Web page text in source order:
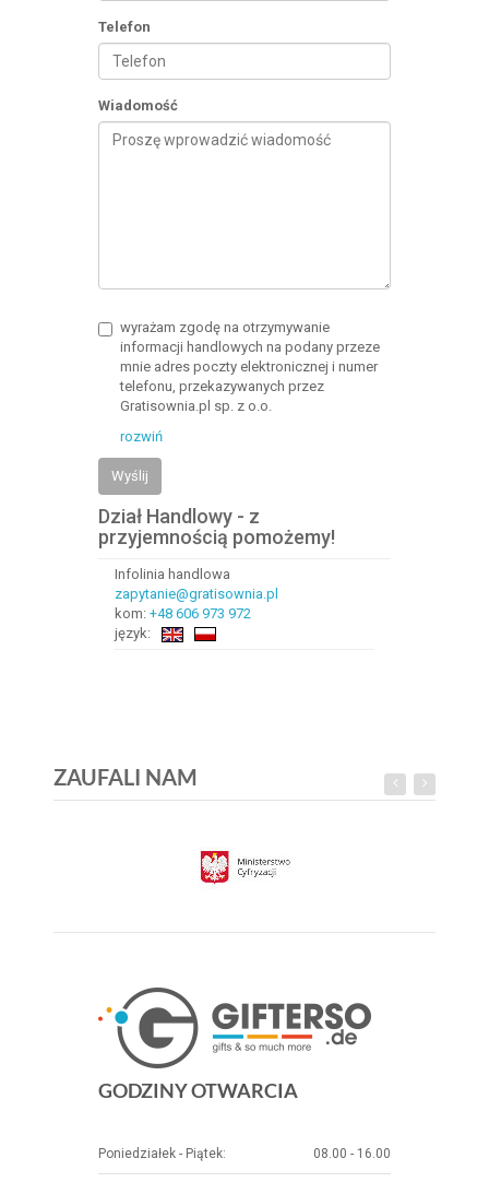
Telefon
Wiadomość
wyrażam zgodę na otrzymywanie
informacji handlowych na podany przeze
mnie adres poczty elektronicznej i numer
telefonu, przekazywanych przez
Gratisownia.pl sp. z o.o.
rozwiń
Wyślij
Dział Handlowy - z
przyjemnością pomożemy!
Infolinia handlowa
zapytanie@gratisownia.pl
kom: +48 606 973 972
język:
ZAUFALI NAM
GODZINY OTWARCIA
Poniedziałek - Piątek: 08.00 - 16.00